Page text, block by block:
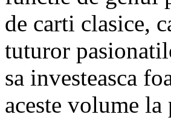
de carti clasice,
tuturor
sa investeasca
aceste volume